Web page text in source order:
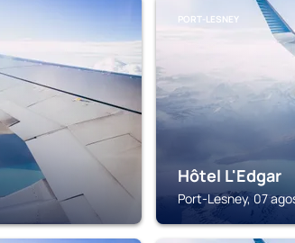
PORT-LESNEY
Hôtel L'Edgar
Port-Lesney, 07